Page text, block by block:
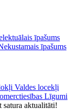
īpašums
īpašums
Valdes locekļi
Līgumi
satura aktualitāti!